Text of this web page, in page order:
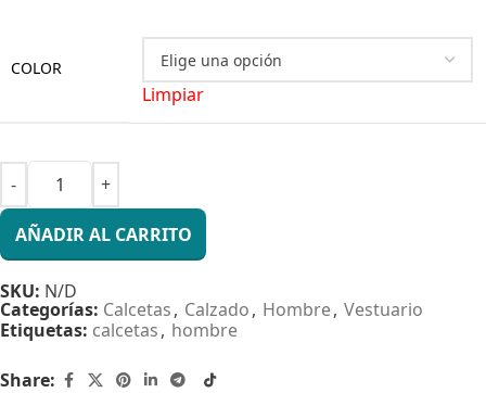
COLOR
Limpiar
AÑADIR AL CARRITO
SKU: N/D
Categorías: Calcetas, Calzado, Hombre, Vestuario
Etiquetas: calcetas, hombre
Share: